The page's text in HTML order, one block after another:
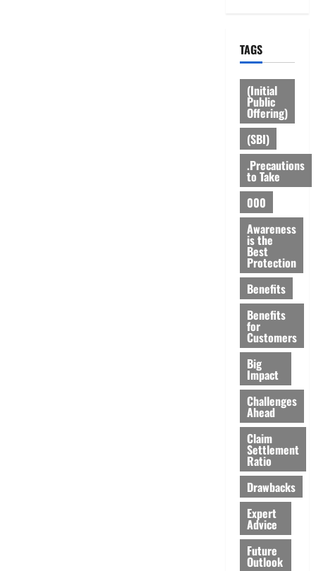
TAGS
(Initial
Public
Offering)
(SBI)
.Precautions
to Take
000
Awareness
is the
Best
Protection
Benefits
Benefits
for
Customers
Big
Impact
Challenges
Ahead
Claim
Settlement
Ratio
Drawbacks
Expert
Advice
Future
Outlook